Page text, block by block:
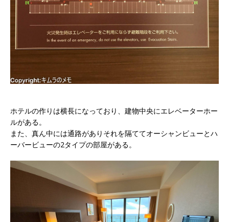
ホテルの作りは横長になっており、建物中央にエレベーターホー
ルがある。
また、真ん中には通路がありそれを隔ててオーシャンビューとハ
ーバービューの2タイプの部屋がある。